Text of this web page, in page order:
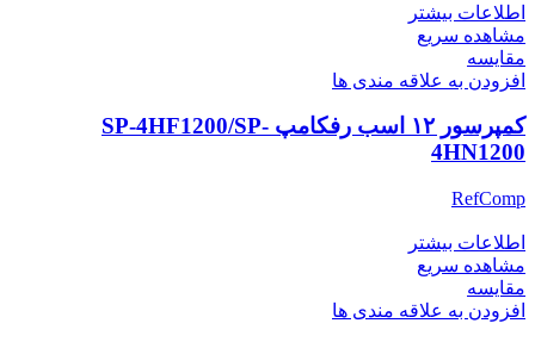
اطلاعات بیشتر
مشاهده سریع
مقایسه
افزودن به علاقه مندی ها
کمپرسور ۱۲ اسب رفکامپ SP-4HF1200/SP-
4HN1200
RefComp
اطلاعات بیشتر
مشاهده سریع
مقایسه
افزودن به علاقه مندی ها